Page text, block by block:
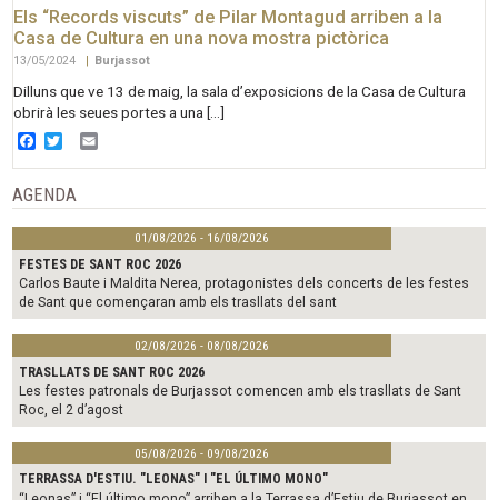
Els “Records viscuts” de Pilar Montagud arriben a la
Casa de Cultura en una nova mostra pictòrica
13/05/2024 Burjassot
Dilluns que ve 13 de maig, la sala d’exposicions de la Casa de Cultura
obrirà les seues portes a una […]
Facebook
Twitter
AGENDA
01/08/2026 - 16/08/2026
FESTES DE SANT ROC 2026
Carlos Baute i Maldita Nerea, protagonistes dels concerts de les festes
de Sant que començaran amb els trasllats del sant
02/08/2026 - 08/08/2026
TRASLLATS DE SANT ROC 2026
Les festes patronals de Burjassot comencen amb els trasllats de Sant
Roc, el 2 d’agost
05/08/2026 - 09/08/2026
TERRASSA D'ESTIU. "LEONAS" I "EL ÚLTIMO MONO"